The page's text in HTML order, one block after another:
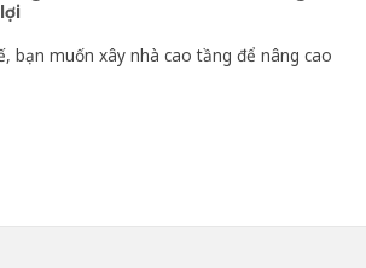
bạn muốn xây nhà cao tầng để nâng cao